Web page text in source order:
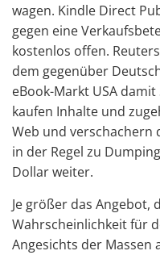
wagen. Kindle Direct
gegen eine
kostenlos offen.
dem gegenüber
eBook-Markt USA
kaufen Inhalte und
Web und verschachern
in der Regel zu
Dollar weiter.
Je größer das Angebot,
Wahrscheinlichkeit für
Angesichts der Massen